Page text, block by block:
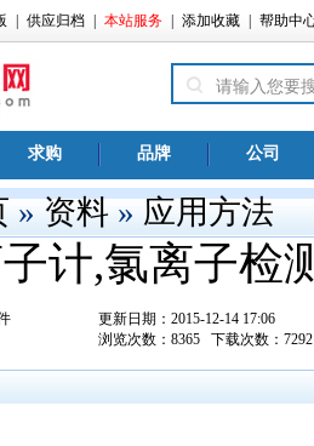
供应归档 本站服务 添加收藏 帮助中
求购 品牌 公司
» 资料 » 应用方法
计,氯离子检
更新日期：2015-12-14 17:06
浏览次数： 8365 下载次数： 7292